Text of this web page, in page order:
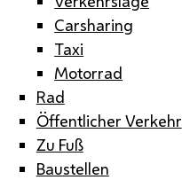
Carsharing
Taxi
Motorrad
Rad
Öffentlicher Verkehr
Zu Fuß
Baustellen